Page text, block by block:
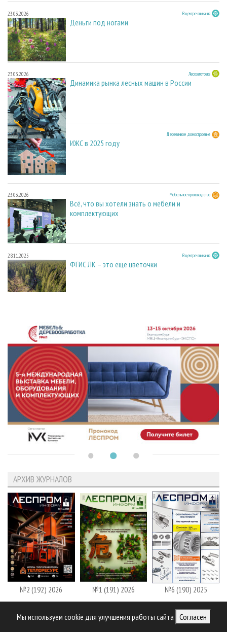
Мы используем cookie для улучшения работы сайта Согласен
23.03.2026 В центре внимания
Деньги под ногами
23.03.2026 Лесозаготовка
Динамика рынка лесных машин в России
23.03.2026 Деревянное домостроение
ИЖС в 2025 году
23.03.2026 Мебельное производство
Всё, что вы хотели знать о мебели и
комплектующих
28.11.2025 В центре внимания
ФГИС ЛК – это еще цветочки
АРХИВ ЖУРНАЛОВ
№2 (192) 2026 №1 (191) 2026 №6 (190) 2025